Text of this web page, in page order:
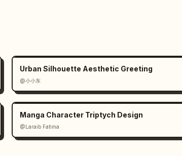
Urban Silhouette Aesthetic Greeting
@小小东
Manga Character Triptych Design
@Laraib Fatima‎